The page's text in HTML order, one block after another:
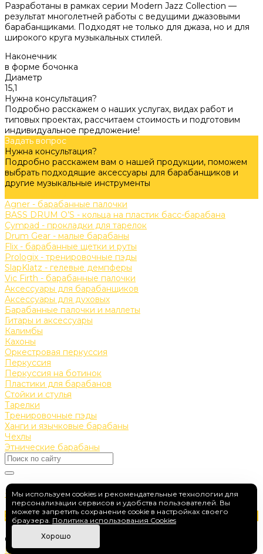
Разработаны в рамках серии Modern Jazz Collection —
результат многолетней работы с ведущими джазовыми
барабанщиками. Подходят не только для джаза, но и для
широкого круга музыкальных стилей.
Наконечник
в форме бочонка
Диаметр
15,1
Нужна консультация?
Подробно расскажем о наших услугах, видах работ и
типовых проектах, рассчитаем стоимость и подготовим
индивидуальное предложение!
Задать вопрос
Нужна консультация?
Подробно расскажем вам о нашей продукции, поможем
выбрать подходящие аксессуары для барабанщиков и
другие музыкальные инструменты
Agner - барабанные палочки
BASS DRUM O’S - кольца на пластик басс-барабана
Cympad - прокладки для тарелок
Drum Gear - малые барабаны
Flix - барабанные щетки и руты
Prologix - тренировочные пэды
SlapKlatz - гелевые демпферы
Vic Firth - барабанные палочки
Аксессуары для барабанщиков
Аксессуары для духовых
Барабанные палочки и маллеты
Гитары и аксессуары
Калимбы
Кахоны
Оркестровая перкуссия
Перкуссия
Перкуссия на ботинок
Пластики для барабанов
Стойки и стулья
Тарелки
Тренировочные пэды
Ханги и язычковые барабаны
Чехлы
Этнические барабаны
+7 (910) 475-04-17
drumfan-s@yandex.ru
Заказать звонок
г. Москва, ул. Марксистская, 34 к10
© 2026 DrumFan, Все права защищены.
Политика конфиденциальности
Мы используем cookies и рекомендательные технологии для
персонализации сервисов и удобства пользователей. Вы
можете запретить сохранение cookie в настройках своего
браузера. Политика использования Cookies
Хорошо